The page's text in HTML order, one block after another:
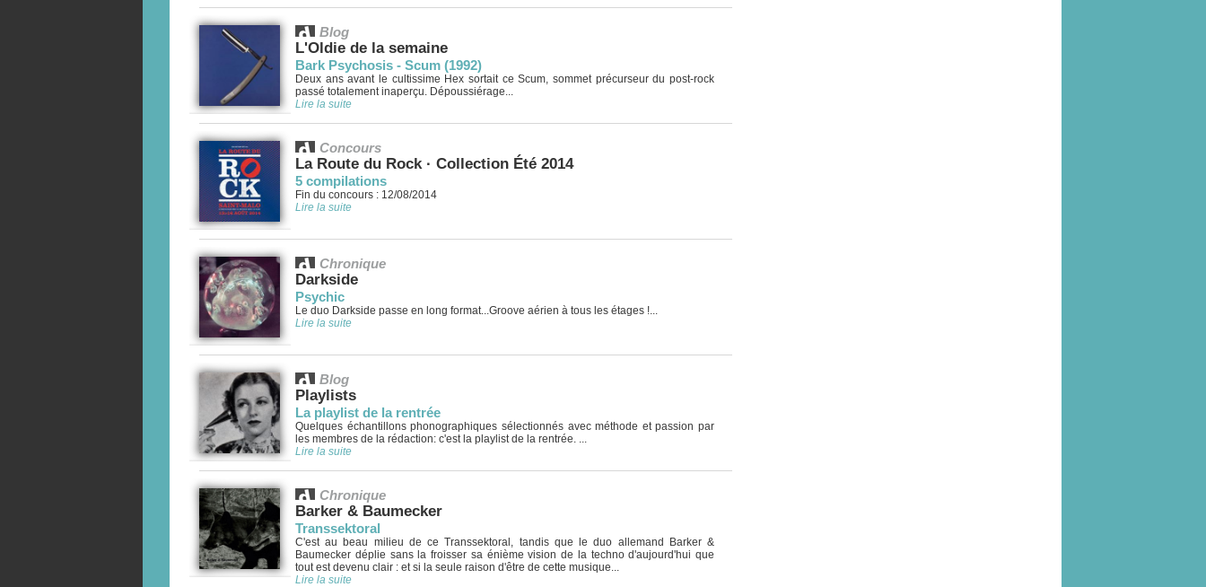
Blog
L'Oldie de la semaine
Bark Psychosis - Scum (1992)
Deux ans avant le cultissime Hex sortait ce Scum, sommet précurseur du post-rock
passé totalement inaperçu. Dépoussiérage...
Lire la suite
Concours
La Route du Rock · Collection Été 2014
5 compilations
Fin du concours : 12/08/2014
Lire la suite
Chronique
Darkside
Psychic
Le duo Darkside passe en long format...Groove aérien à tous les étages !...
Lire la suite
Blog
Playlists
La playlist de la rentrée
Quelques échantillons phonographiques sélectionnés avec méthode et passion par
les membres de la rédaction: c'est la playlist de la rentrée. ...
Lire la suite
Chronique
Barker & Baumecker
Transsektoral
C'est au beau milieu de ce Transsektoral, tandis que le duo allemand Barker &
Baumecker déplie sans la froisser sa énième vision de la techno d'aujourd'hui que
tout est devenu clair : et si la seule raison d'être de cette musique...
Lire la suite